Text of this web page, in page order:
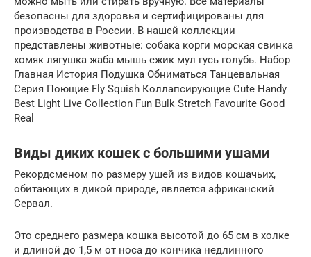
безопасны для здоровья и сертифицированы для
производства в России. В нашей коллекции
представлены животные: собака корги морская свинка
хомяк лягушка жаба мышь ежик мул гусь голубь. Набор
Главная История Подушка Обниматься Танцевальная
Серия Поющие Fly Squish Коллапсирующие Cute Handy
Best Light Live Collection Fun Bulk Stretch Favourite Good
Real
Виды диких кошек с большими ушами
Рекордсменом по размеру ушей из видов кошачьих,
обитающих в дикой природе, является африканский
Сервал.
Это среднего размера кошка высотой до 65 см в холке
и длиной до 1,5 м от носа до кончика недлинного